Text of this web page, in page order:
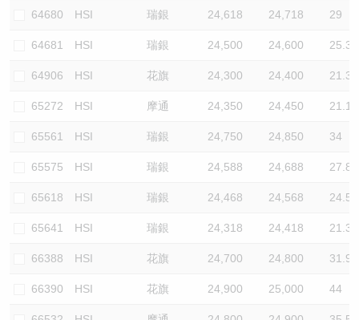
64680 HSI 瑞銀 24,618 24,718 29
64681 HSI 瑞銀 24,500 24,600 25.3
64906 HSI 花旗 24,300 24,400 21.3
65272 HSI 摩通 24,350 24,450 21.1
65561 HSI 瑞銀 24,750 24,850 34
65575 HSI 瑞銀 24,588 24,688 27.8
65618 HSI 瑞銀 24,468 24,568 24.5
65641 HSI 瑞銀 24,318 24,418 21.3
66388 HSI 花旗 24,700 24,800 31.9
66390 HSI 花旗 24,900 25,000 44